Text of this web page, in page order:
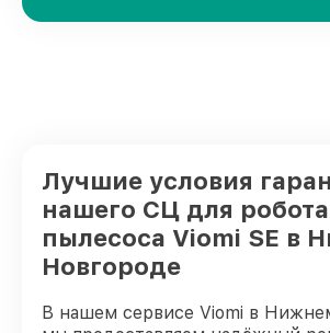
Лучшие условия
нашего СЦ для
пылесоса Viomi SE в
Новгороде
В нашем сервисе Viomi в